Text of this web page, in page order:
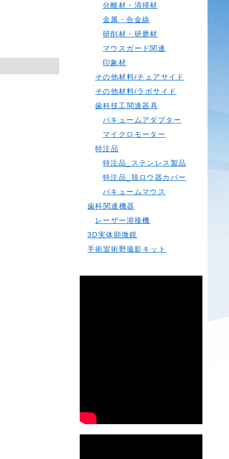
分離材・清掃材
金属・合金線
研削材・研磨材
マウスガード関連
印象材
その他材料/チェアサイド
その他材料/ラボサイド
歯科技工関連器具
バキュームアダプター
マイクロモーター
特注品
特注品_ステンレス製品
特注品_脱ロウ器カバー
バキュームマウス
歯科関連機器
レーザー溶接機
3D実体顕微鏡
手術室術野撮影キット